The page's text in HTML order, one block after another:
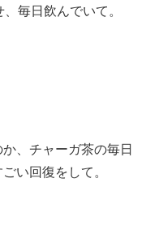
毎日飲んでいて。
、チャーガ茶の毎日
い回復をして。